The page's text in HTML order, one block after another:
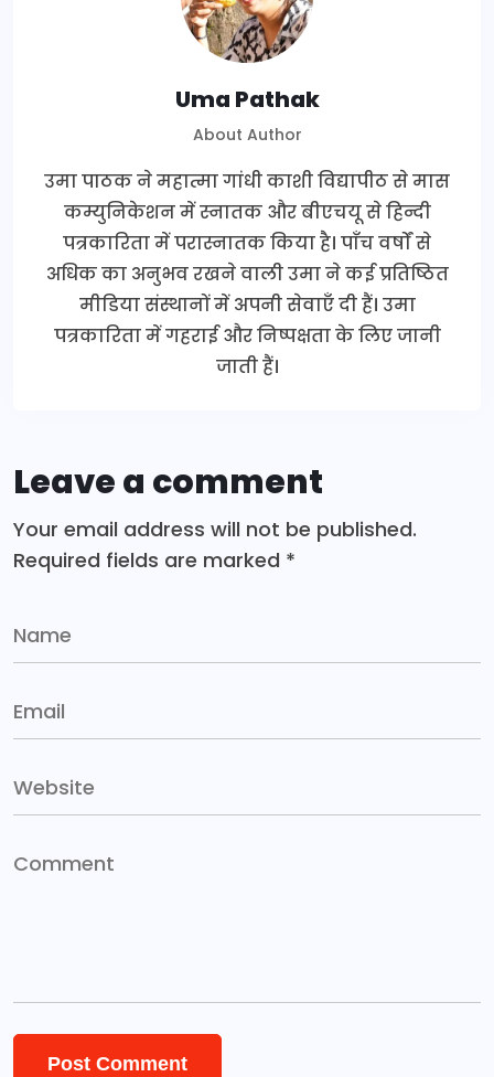
Uma Pathak
About Author
उमा पाठक ने महात्मा गांधी काशी विद्यापीठ से मास
कम्युनिकेशन में स्नातक और बीएचयू से हिन्दी
पत्रकारिता में परास्नातक किया है। पाँच वर्षों से
अधिक का अनुभव रखने वाली उमा ने कई प्रतिष्ठित
मीडिया संस्थानों में अपनी सेवाएँ दी हैं। उमा
पत्रकारिता में गहराई और निष्पक्षता के लिए जानी
जाती हैं।
Leave a comment
Your email address will not be published.
Required fields are marked *